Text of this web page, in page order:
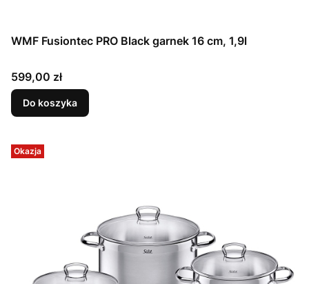
WMF Fusiontec PRO Black garnek 16 cm, 1,9l
Cena
599,00 zł
Do koszyka
Okazja